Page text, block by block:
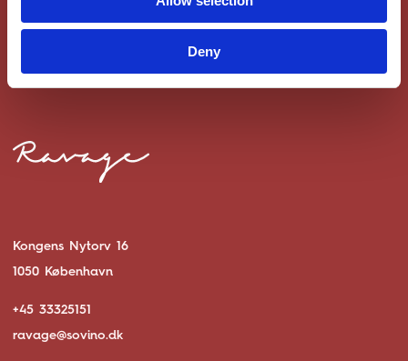
Deny
LÆS MERE OM SELSKABER
Kongens Nytorv 16
1050 København
+45 33325151
ravage@sovino.dk